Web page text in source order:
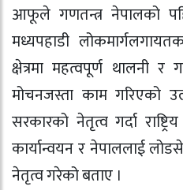
आफूले गणतन्त्र नेपालको
मध्यपहाडी
क्षेत्रमा महत्वपूर्ण थालनी
मोचनजस्ता काम गरिएको
सरकारको नेतृत्व गर्दा
कार्यान्वयन र नेपाललाई
नेतृत्व गरेको बताए ।